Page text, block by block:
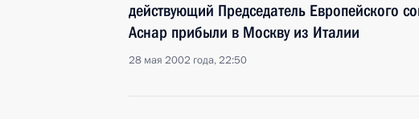
действующий Председатель Европейского
Аснар прибыли в Москву из Италии
28 мая 2002 года, 22:50